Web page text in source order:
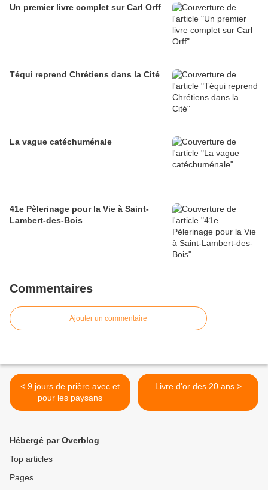
Un premier livre complet sur Carl Orff
Téqui reprend Chrétiens dans la Cité
La vague catéchuménale
41e Pèlerinage pour la Vie à Saint-
Lambert-des-Bois
Commentaires
Ajouter un commentaire
< 9 jours de prière avec et
pour les paysans
Livre d'or des 20 ans >
Hébergé par Overblog
Top articles
Pages